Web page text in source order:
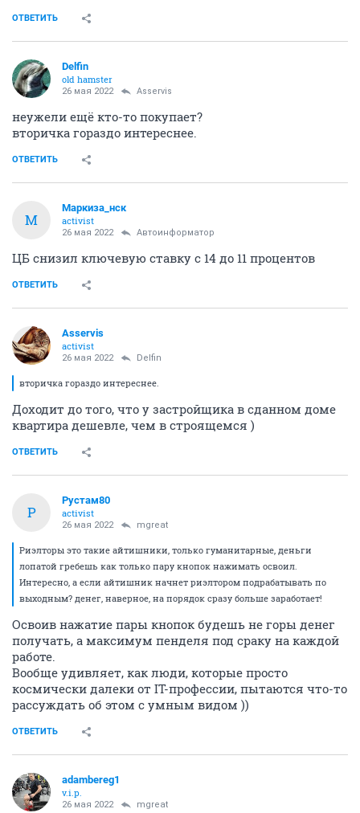
ОТВЕТИТЬ
Delfin
old hamster
26 мая 2022 Asservis
неужели ещё кто-то покупает?
вторичка гораздо интереснее.
ОТВЕТИТЬ
М
Маркиза_нск
activist
26 мая 2022 Автоинформатор
ЦБ снизил ключевую ставку с 14 до 11 процентов
ОТВЕТИТЬ
Asservis
activist
26 мая 2022 Delfin
вторичка гораздо интереснее.
Доходит до того, что у застройщика в сданном доме
квартира дешевле, чем в строящемся )
ОТВЕТИТЬ
Р
Рустам80
activist
26 мая 2022 mgreat
Риэлторы это такие айтишники, только гуманитарные, деньги
лопатой гребешь как только пару кнопок нажимать освоил.
Интересно, а если айтишник начнет риэлтором подрабатывать по
выходным? денег, наверное, на порядок сразу больше заработает!
Освоив нажатие пары кнопок будешь не горы денег
получать, а максимум пенделя под сраку на каждой
работе.
Вообще удивляет, как люди, которые просто
космически далеки от IT-профессии, пытаются что-то
рассуждать об этом с умным видом ))
ОТВЕТИТЬ
adambereg1
v.i.p.
26 мая 2022 mgreat